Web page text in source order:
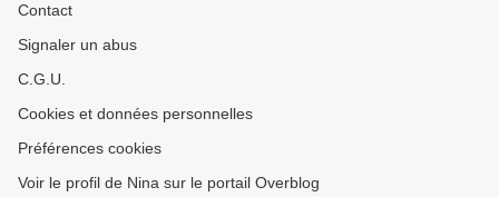
Contact
Signaler un abus
C.G.U.
Cookies et données personnelles
Préférences cookies
Voir le profil de Nina sur le portail Overblog